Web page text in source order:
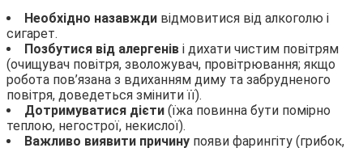
Необхідно назавжди відмовитися від алкоголю і
сигарет.
Позбутися від алергенів і дихати чистим повітрям
(очищувач повітря, зволожувач, провітрювання; якщо
робота пов’язана з вдиханням диму та забрудненого
повітря, доведеться змінити її).
Дотримуватися дієти (їжа повинна бути помірно
теплою, негострої, некислої).
Важливо виявити причину появи фарингіту (грибок,